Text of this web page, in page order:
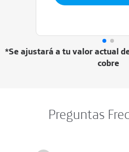
*Se ajustará a tu valor actual
cobre
Preguntas